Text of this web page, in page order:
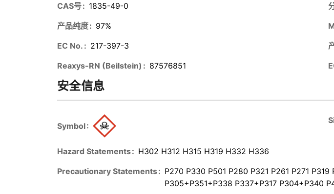
CAS号 1835-49-0
产品纯度 97%
EC No. 217-397-3
Reaxys-RN (Beilstein) 87576851
安全信息
Symbol
Hazard Statements H302 H312 H315 H319 H332 H336
Precautionary Statements
P270 P330 P501 P280 P321 P261 P271
P305+P351+P338 P337+P317 P304+P340